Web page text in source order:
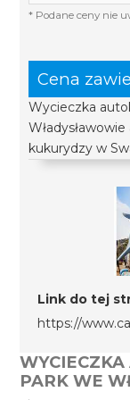
* Podane ceny nie
Cena
Wycieczka
kukurydzy w
Link do tej
https://
PARK WE